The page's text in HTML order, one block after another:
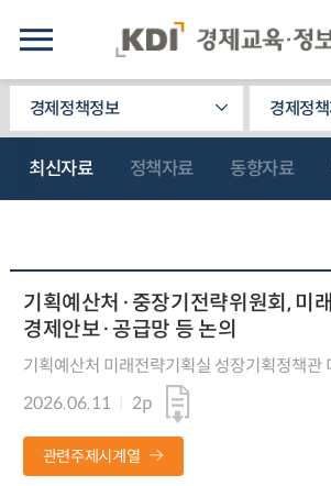
경제정책정보 경제정
최신자료 정책자료 동향자료
기획예산처·중장기전략위원회, 미
경제안보·공급망 등 논의
기획예산처 미래전략기획실 성장기획정책관
2026.06.11
2p
관련주제시계열